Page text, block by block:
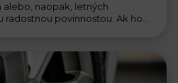
alebo, naopak, letných
radostnou povinnosťou. Ak ho